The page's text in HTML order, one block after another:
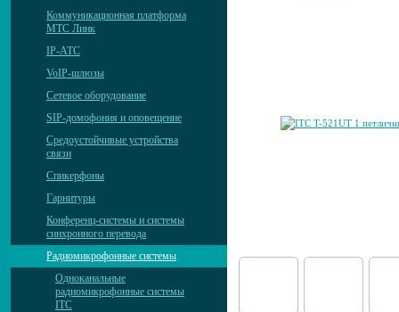
Коммуникационная платформа
МТС Линк
IP-АТС
VoIP-шлюзы
Сетевое оборудование
SIP-домофония и оповещение
Средоустойчивые устройства
связи
Спикерфоны
Гарнитуры
Конференц-системы и системы
синхронного перевода
Радиомикрофонные системы
Одноканальные
радиомикрофонные системы
ITC